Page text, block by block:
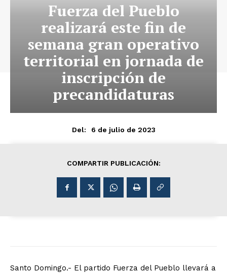
Fuerza del Pueblo
realizará este fin de
semana gran operativo
territorial en jornada de
inscripción de
precandidaturas
Del: 6 de julio de 2023
COMPARTIR PUBLICACIÓN:
Santo Domingo.- El partido Fuerza del Pueblo llevará a